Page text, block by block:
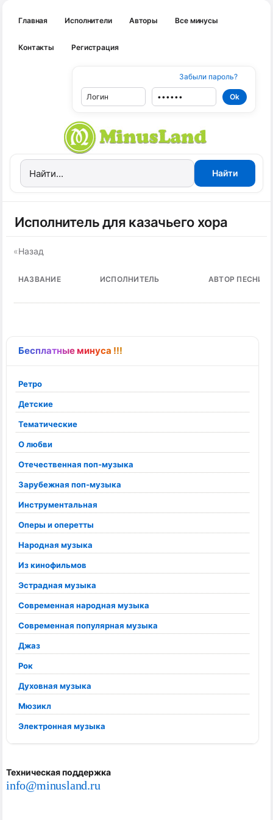
Главная Исполнители Авторы Все минусы
Контакты Регистрация
Забыли пароль?
Бесплатные минуса !!!
Ретро
Детские
Тематические
О любви
Отечественная поп-музыка
Зарубежная поп-музыка
Инструментальная
Оперы и оперетты
Народная музыка
Из кинофильмов
Эстрадная музыка
Современная народная музыка
Современная популярная музыка
Джаз
Рок
Духовная музыка
Мюзикл
Электронная музыка
Техническая поддержка
info@minusland.ru
Исполнитель для казачьего хора
«Назад
НАЗВАНИЕ ИСПОЛНИТЕЛЬ АВТОР ПЕСНИ